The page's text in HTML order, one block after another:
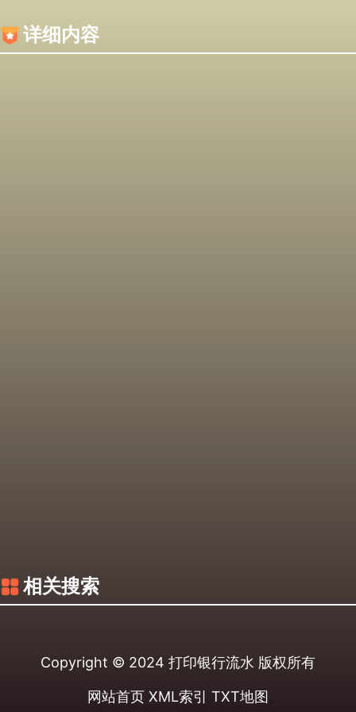
详细内容
相关搜索
Copyright © 2024 打印银行流水 版权所有
网站首页 XML索引 TXT地图